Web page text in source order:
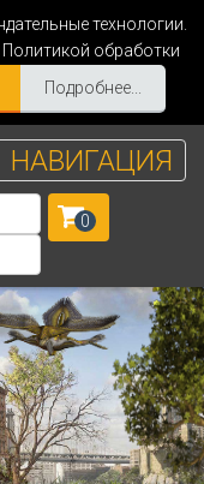
технологии.
обработки
Подробнее...
НАВИГАЦИЯ
0